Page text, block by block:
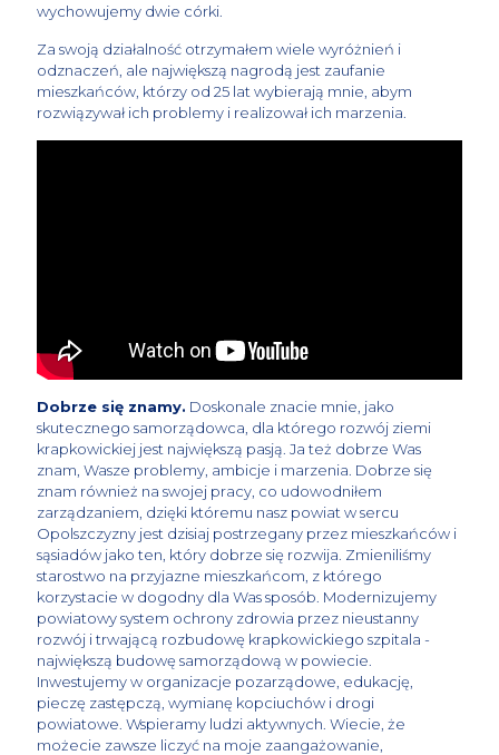
wychowujemy dwie córki.
Za swoją działalność otrzymałem wiele wyróżnień i
odznaczeń, ale największą nagrodą jest zaufanie
mieszkańców, którzy od 25 lat wybierają mnie, abym
rozwiązywał ich problemy i realizował ich marzenia.
Dobrze się znamy. Doskonale znacie mnie, jako
skutecznego samorządowca, dla którego rozwój ziemi
krapkowickiej jest największą pasją. Ja też dobrze Was
znam, Wasze problemy, ambicje i marzenia. Dobrze się
znam również na swojej pracy, co udowodniłem
zarządzaniem, dzięki któremu nasz powiat w sercu
Opolszczyzny jest dzisiaj postrzegany przez mieszkańców i
sąsiadów jako ten, który dobrze się rozwija. Zmieniliśmy
starostwo na przyjazne mieszkańcom, z którego
korzystacie w dogodny dla Was sposób. Modernizujemy
powiatowy system ochrony zdrowia przez nieustanny
rozwój i trwającą rozbudowę krapkowickiego szpitala -
największą budowę samorządową w powiecie.
Inwestujemy w organizacje pozarządowe, edukację,
pieczę zastępczą, wymianę kopciuchów i drogi
powiatowe. Wspieramy ludzi aktywnych. Wiecie, że
możecie zawsze liczyć na moje zaangażowanie,